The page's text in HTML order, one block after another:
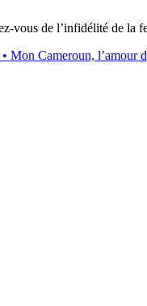
vous de l’infidélité de la
Mon Cameroun, l’amour